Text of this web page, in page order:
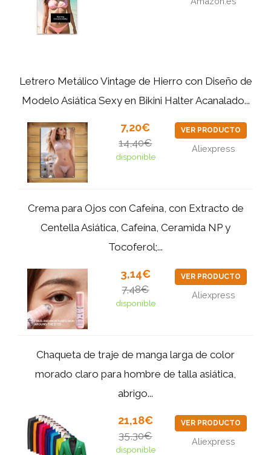
Letrero Metálico Vintage de Hierro con Diseño de
Modelo Asiática Sexy en Bikini Halter Acanalado...
7,20€
14,40€
disponible
VER PRODUCTO
Aliexpress
Crema para Ojos con Cafeína, con Extracto de
Centella Asiática, Cafeína, Ceramida NP y
Tocoferol;...
3,14€
7,48€
disponible
VER PRODUCTO
Aliexpress
Chaqueta de traje de manga larga de color
morado claro para hombre de talla asiática,
abrigo...
21,18€
35,30€
disponible
VER PRODUCTO
Aliexpress